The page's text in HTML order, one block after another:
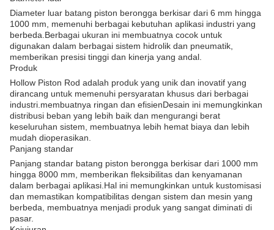
Diameter luar batang piston berongga berkisar dari 6 mm hingga
1000 mm, memenuhi berbagai kebutuhan aplikasi industri yang
berbeda.Berbagai ukuran ini membuatnya cocok untuk
digunakan dalam berbagai sistem hidrolik dan pneumatik,
memberikan presisi tinggi dan kinerja yang andal.
Produk
Hollow Piston Rod adalah produk yang unik dan inovatif yang
dirancang untuk memenuhi persyaratan khusus dari berbagai
industri.membuatnya ringan dan efisienDesain ini memungkinkan
distribusi beban yang lebih baik dan mengurangi berat
keseluruhan sistem, membuatnya lebih hemat biaya dan lebih
mudah dioperasikan.
Panjang standar
Panjang standar batang piston berongga berkisar dari 1000 mm
hingga 8000 mm, memberikan fleksibilitas dan kenyamanan
dalam berbagai aplikasi.Hal ini memungkinkan untuk kustomisasi
dan memastikan kompatibilitas dengan sistem dan mesin yang
berbeda, membuatnya menjadi produk yang sangat diminati di
pasar.